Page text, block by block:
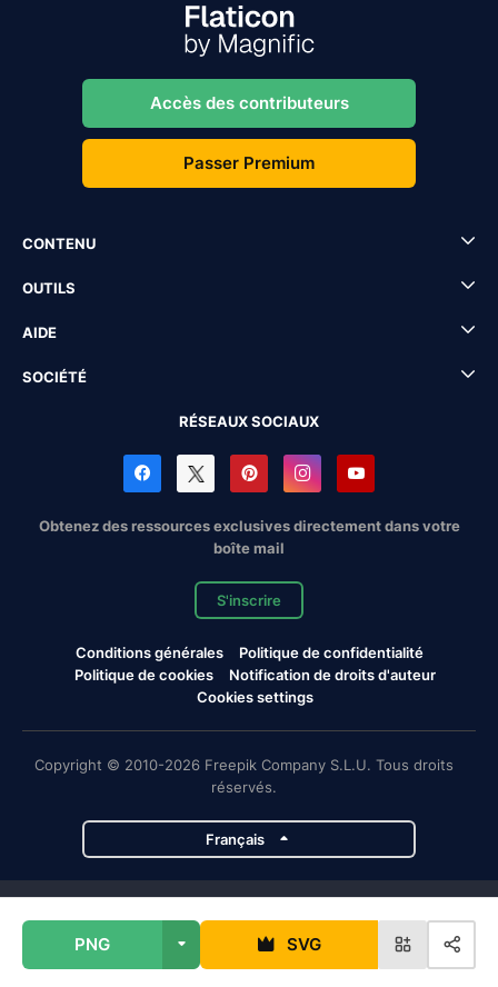
PNG SVG
Accès des contributeurs
Passer Premium
CONTENU
OUTILS
AIDE
SOCIÉTÉ
RÉSEAUX SOCIAUX
Obtenez des ressources exclusives directement dans votre
boîte mail
S'inscrire
Conditions générales
Politique de confidentialité
Politique de cookies
Notification de droits d'auteur
Cookies settings
Copyright © 2010-2026 Freepik Company S.L.U. Tous droits
réservés.
Français